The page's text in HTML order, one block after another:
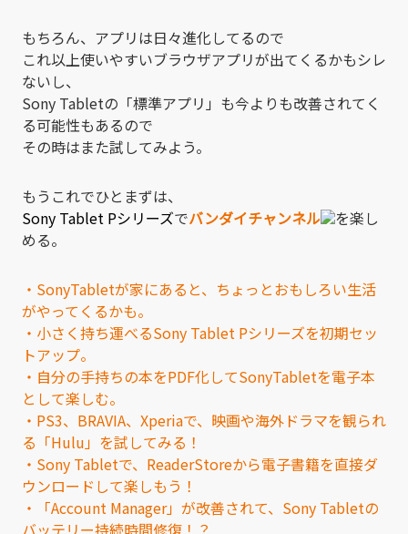
もちろん、アプリは日々進化してるので
これ以上使いやすいブラウザアプリが出てくるかもシレ
ないし、
Sony Tabletの「標準アプリ」も今よりも改善されてく
る可能性もあるので
その時はまた試してみよう。
もうこれでひとまずは、
Sony Tablet Pシリーズでバンダイチャンネル
を楽し
める。
・SonyTabletが家にあると、ちょっとおもしろい生活
がやってくるかも。
・小さく持ち運べるSony Tablet Pシリーズを初期セッ
トアップ。
・自分の手持ちの本をPDF化してSonyTabletを電子本
として楽しむ。
・PS3、BRAVIA、Xperiaで、映画や海外ドラマを観られ
る「Hulu」を試してみる！
・Sony Tabletで、ReaderStoreから電子書籍を直接ダ
ウンロードして楽しもう！
・「Account Manager」が改善されて、Sony Tabletの
バッテリー持続時間修復！？